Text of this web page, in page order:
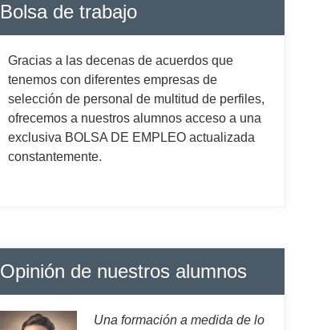
Bolsa de trabajo
Gracias a las decenas de acuerdos que
tenemos con diferentes empresas de
selección de personal de multitud de perfiles,
ofrecemos a nuestros alumnos acceso a una
exclusiva BOLSA DE EMPLEO actualizada
constantemente.
Opinión de nuestros alumnos
Una formación a medida de lo